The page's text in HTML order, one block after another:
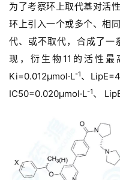
首
页
药
资
讯
区
为了考察环上取代基对活
环上引入一个或多个、相
代、或不取代，合成了一
现，衍生物11的活性最
Ki=0.012μmol·L-1、
IC50=0.020μmol·L-1、